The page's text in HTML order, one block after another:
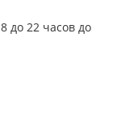
до 22 часов до